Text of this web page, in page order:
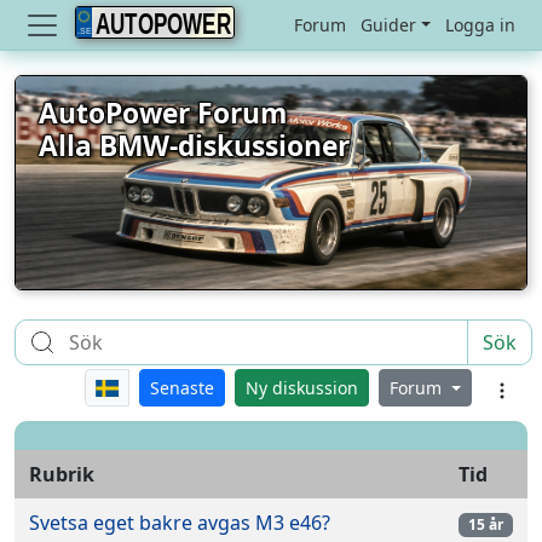
AUTOPOWER Forum Guider Logga in
AutoPower Forum
Alla BMW-diskussioner
Sök
Senaste Ny diskussion Forum
Rubrik
Tid
Svetsa eget bakre avgas M3 e46?
15 år